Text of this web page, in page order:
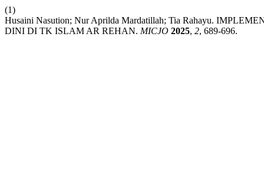
(1)
Husaini Nasution; Nur Aprilda Mardatillah; Tia Rahayu.
DINI DI TK ISLAM AR REHAN. MICJO 2025, 2, 689-696.